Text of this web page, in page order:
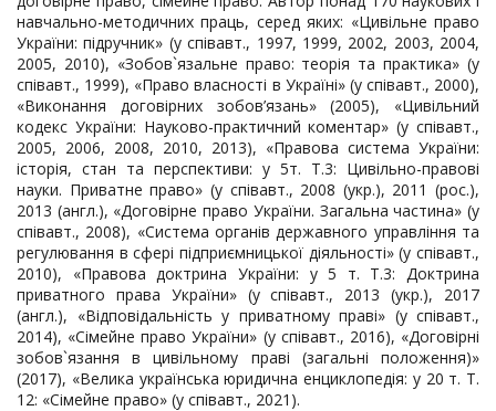
навчально-методичних праць, серед яких: «Цивільне право
України: підручник» (у співавт., 1997, 1999, 2002, 2003, 2004,
2005, 2010), «Зобов`язальне право: теорія та практика» (у
співавт., 1999), «Право власності в Україні» (у співавт., 2000),
«Виконання договірних зобов’язань» (2005), «Цивільний
кодекс України: Науково-практичний коментар» (у співавт.,
2005, 2006, 2008, 2010, 2013), «Правова система України:
історія, стан та перспективи: у 5т. Т.3: Цивільно-правові
науки. Приватне право» (у співавт., 2008 (укр.), 2011 (рос.),
2013 (англ.), «Договірне право України. Загальна частина» (у
співавт., 2008), «Система органів державного управління та
регулювання в сфері підприємницької діяльності» (у співавт.,
2010), «Правова доктрина України: у 5 т. Т.3: Доктрина
приватного права України» (у співавт., 2013 (укр.), 2017
(англ.), «Відповідальність у приватному праві» (у співавт.,
2014), «Сімейне право України» (у співавт., 2016), «Договірні
зобов`язання в цивільному праві (загальні положення)»
(2017), «Велика українська юридична енциклопедія: у 20 т. Т.
12: «Сімейне право» (у співавт., 2021).